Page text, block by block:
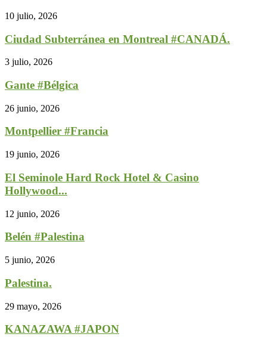
10 julio, 2026
Ciudad Subterránea en Montreal #CANADÁ.
3 julio, 2026
Gante #Bélgica
26 junio, 2026
Montpellier #Francia
19 junio, 2026
El Seminole Hard Rock Hotel & Casino
Hollywood...
12 junio, 2026
Belén #Palestina
5 junio, 2026
Palestina.
29 mayo, 2026
KANAZAWA #JAPON